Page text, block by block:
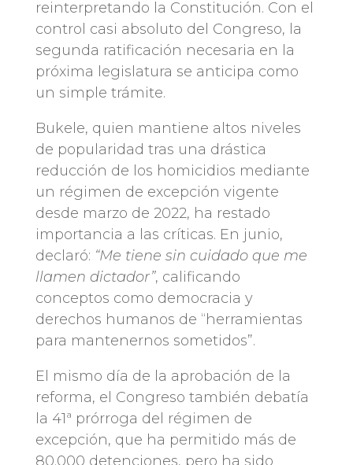
reinterpretando la Constitución. Con el
control casi absoluto del Congreso, la
segunda ratificación necesaria en la
próxima legislatura se anticipa como
un simple trámite.
Bukele, quien mantiene altos niveles
de popularidad tras una drástica
reducción de los homicidios mediante
un régimen de excepción vigente
desde marzo de 2022, ha restado
importancia a las críticas. En junio,
declaró: “Me tiene sin cuidado que me
llamen dictador”, calificando
conceptos como democracia y
derechos humanos de “herramientas
para mantenernos sometidos”.
El mismo día de la aprobación de la
reforma, el Congreso también debatía
la 41ª prórroga del régimen de
excepción, que ha permitido más de
80.000 detenciones, pero ha sido